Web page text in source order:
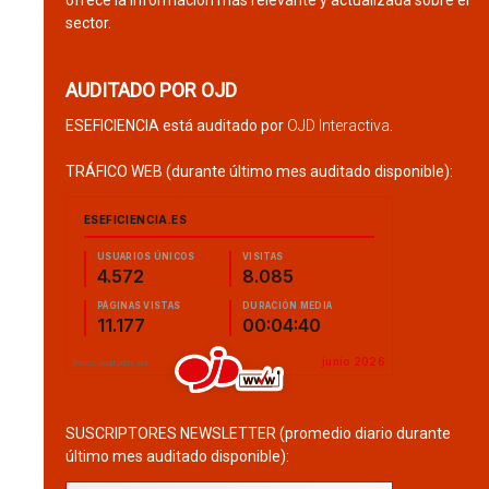
sector.
AUDITADO POR OJD
ESEFICIENCIA está auditado por OJD Interactiva
TRÁFICO WEB (durante último mes auditado disponible):
SUSCRIPTORES NEWSLETTER (promedio diario durante
último mes auditado disponible):